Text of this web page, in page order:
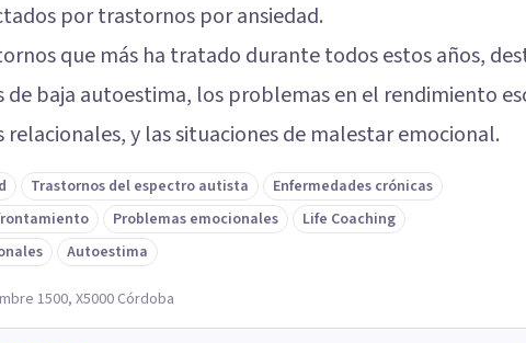
por trastornos por ansiedad.
que más ha tratado durante todos estos años,
de baja autoestima, los problemas en el rendimiento
y las situaciones de malestar emocional.
Trastornos del espectro autista
Enfermedades crónicas
Problemas emocionales
Life Coaching
Autoestima
1500, X5000 Córdoba